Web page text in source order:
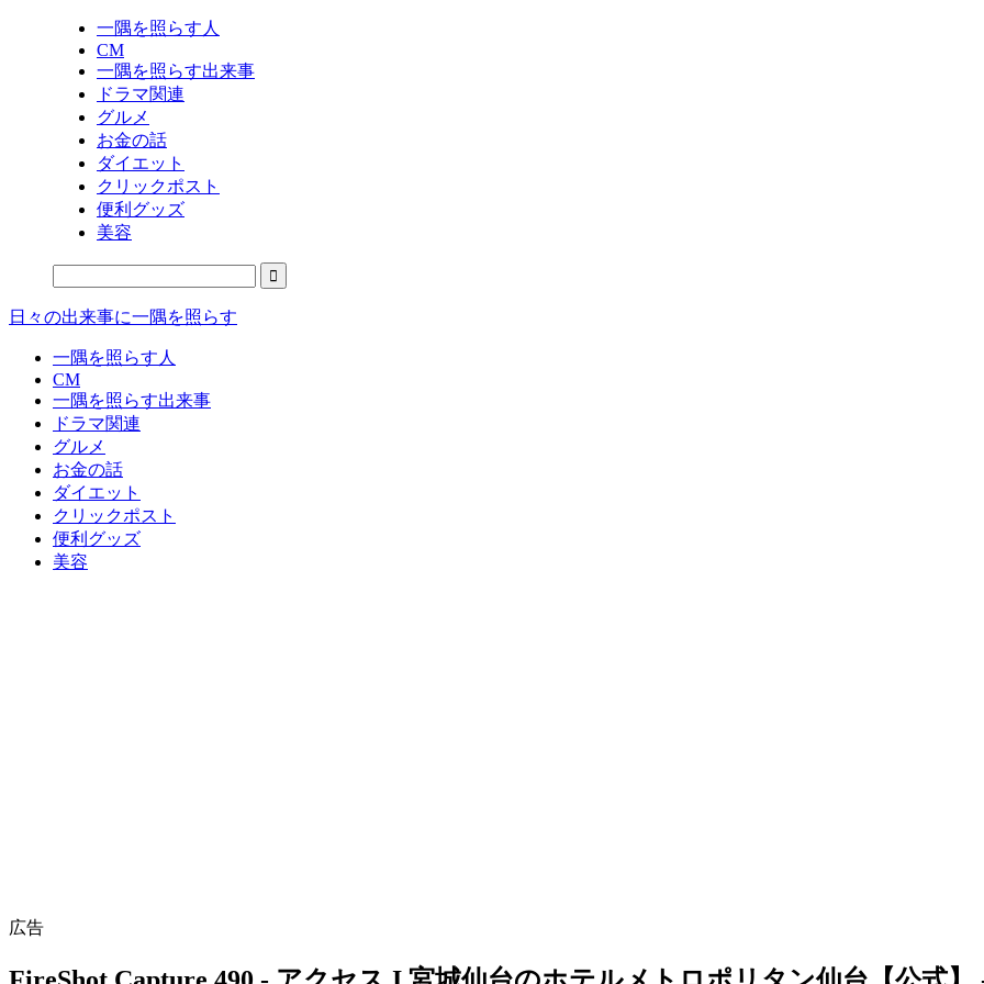
一隅を照らす人
CM
一隅を照らす出来事
ドラマ関連
グルメ
お金の話
ダイエット
クリックポスト
便利グッズ
美容
日々の出来事に一隅を照らす
一隅を照らす人
CM
一隅を照らす出来事
ドラマ関連
グルメ
お金の話
ダイエット
クリックポスト
便利グッズ
美容
広告